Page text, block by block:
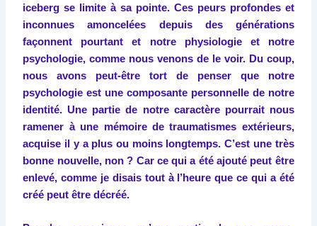
iceberg se limite à sa pointe. Ces peurs profondes et
inconnues amoncelées depuis des générations
façonnent pourtant et notre physiologie et notre
psychologie, comme nous venons de le voir. Du coup,
nous avons peut-être tort de penser que notre
psychologie est une composante personnelle de notre
identité. Une partie de notre caractère pourrait nous
ramener à une mémoire de traumatismes extérieurs,
acquise il y a plus ou moins longtemps. C’est une très
bonne nouvelle, non ? Car ce qui a été ajouté peut être
enlevé, comme je disais tout à l’heure que ce qui a été
créé peut être décréé.